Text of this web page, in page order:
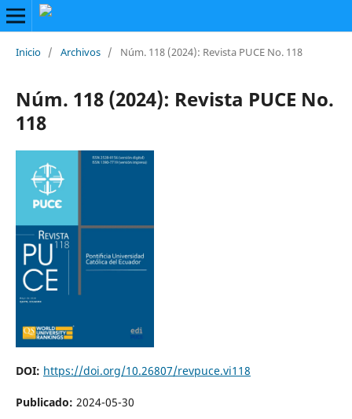
Inicio / Archivos / Núm. 118 (2024): Revista PUCE No. 118
Núm. 118 (2024): Revista PUCE No.
118
DOI: https://doi.org/10.26807/revpuce.vi118
Publicado: 2024-05-30